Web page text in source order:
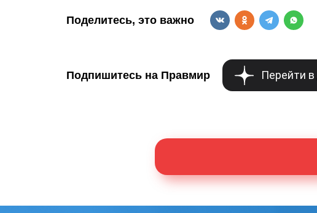
Поделитесь, это важно
Подпишитесь на Правмир Перейти в